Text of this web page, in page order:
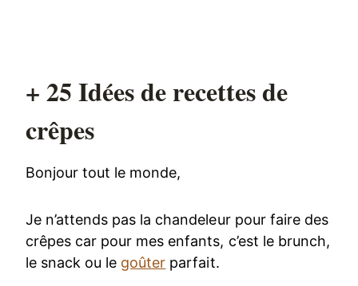
+ 25 Idées de recettes de
crêpes
Bonjour tout le monde,
Je n’attends pas la chandeleur pour faire des
crêpes car pour mes enfants, c’est le brunch,
le snack ou le goûter parfait.